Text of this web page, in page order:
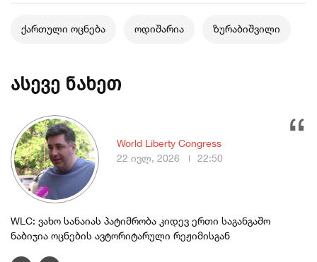
ქართული ოცნება ოდიშარია ზურაბიშვილი
ასევე ნახეთ
WLC: ვახო სანაიას პატიმრობა კიდევ ერთი საგანგაშო
ნაბიჯია ოცნების ავტორიტარული რეჟიმისგან
World Liberty Congress
22 ივლ, 2026
22:50